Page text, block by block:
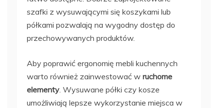
szafki z wysuwającymi się koszykami lub
półkami pozwalają na wygodny dostęp do
przechowywanych produktów.
Aby poprawić ergonomię mebli kuchennych
warto również zainwestować w ruchome
elementy . Wysuwane półki czy kosze
umożliwiają lepsze wykorzystanie miejsca w